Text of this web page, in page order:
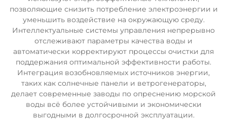
позволяющие снизить потребление электроэнергии и
уменьшить воздействие на окружающую среду.
Интеллектуальные системы управления непрерывно
отслеживают параметры качества воды и
автоматически корректируют процессы очистки для
поддержания оптимальной эффективности работы.
Интеграция возобновляемых источников энергии,
таких как солнечные панели и ветрогенераторы,
делает современные заводы по опреснению морской
воды всё более устойчивыми и экономически
выгодными в долгосрочной эксплуатации.